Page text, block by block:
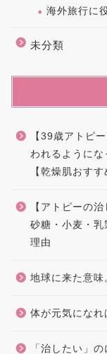
海外旅行に
未分類
【39歳アトピ
われるように
【乾燥肌おすす
【アトピーの
砂糖・小麦・
理由
地球に来た意味
体が元気になれ
「治したい」